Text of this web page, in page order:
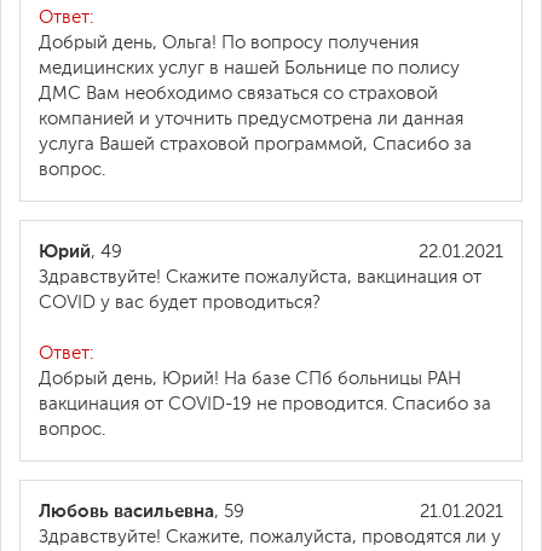
Ответ:
Добрый день, Ольга! По вопросу получения
медицинских услуг в нашей Больнице по полису
ДМС Вам необходимо связаться со страховой
компанией и уточнить предусмотрена ли данная
услуга Вашей страховой программой, Спасибо за
вопрос.
22.01.2021
Юрий, 49
Здравствуйте! Скажите пожалуйста, вакцинация от
COVID у вас будет проводиться?
Ответ:
Добрый день, Юрий! На базе СПб больницы РАН
вакцинация от COVID-19 не проводится. Спасибо за
вопрос.
21.01.2021
Любовь васильевна, 59
Здравствуйте! Скажите, пожалуйста, проводятся ли у